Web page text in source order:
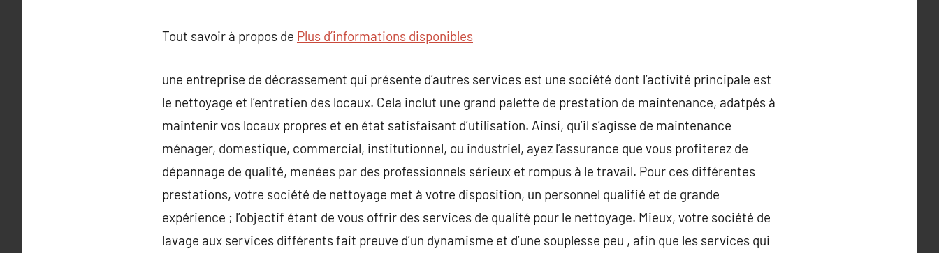
Tout savoir à propos de Plus d’informations disponibles
une entreprise de décrassement qui présente d’autres services est une société dont l’activité principale est
le nettoyage et l’entretien des locaux. Cela inclut une grand palette de prestation de maintenance, adatpés à
maintenir vos locaux propres et en état satisfaisant d’utilisation. Ainsi, qu’il s’agisse de maintenance
ménager, domestique, commercial, institutionnel, ou industriel, ayez l’assurance que vous profiterez de
dépannage de qualité, menées par des professionnels sérieux et rompus à le travail. Pour ces différentes
prestations, votre société de nettoyage met à votre disposition, un personnel qualifié et de grande
expérience ; l’objectif étant de vous offrir des services de qualité pour le nettoyage. Mieux, votre société de
lavage aux services différents fait preuve d’un dynamisme et d’une souplesse peu , afin que les services qui